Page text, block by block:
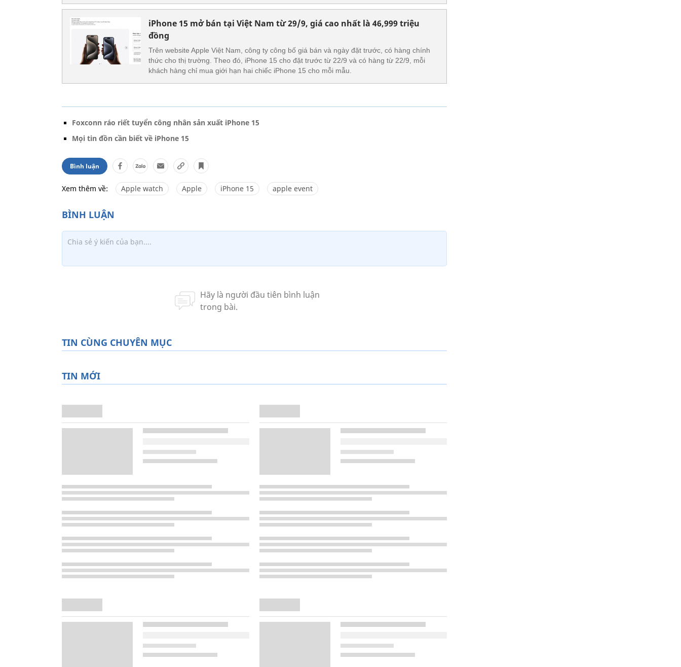
iPhone 15 mở bán tại Việt Nam từ 29/9, giá cao nhất là 46,999 triệu
đồng
Trên website Apple Việt Nam, công ty công bố giá bán và ngày đặt trước, có hàng chính
thức cho thị trường. Theo đó, iPhone 15 cho đặt trước từ 22/9 và có hàng từ 22/9, mỗi
khách hàng chỉ mua giới hạn hai chiếc iPhone 15 cho mỗi mẫu.
Foxconn ráo riết tuyển công nhân sản xuất iPhone 15
Mọi tin đồn cần biết về iPhone 15
Bình luận
Xem thêm về: Apple watch Apple iPhone 15 apple event
TIN CÙNG CHUYÊN MỤC
TIN MỚI